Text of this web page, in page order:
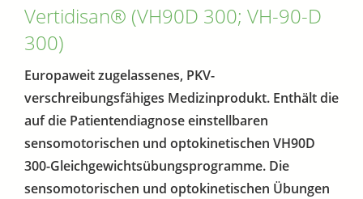
Vertidisan® (VH90D 300; VH-90-D
300)
Europaweit zugelassenes, PKV-
verschreibungsfähiges Medizinprodukt. Enthält die
auf die Patientendiagnose einstellbaren
sensomotorischen und optokinetischen VH90D
300-Gleichgewichtsübungsprogramme. Die
sensomotorischen und optokinetischen Übungen